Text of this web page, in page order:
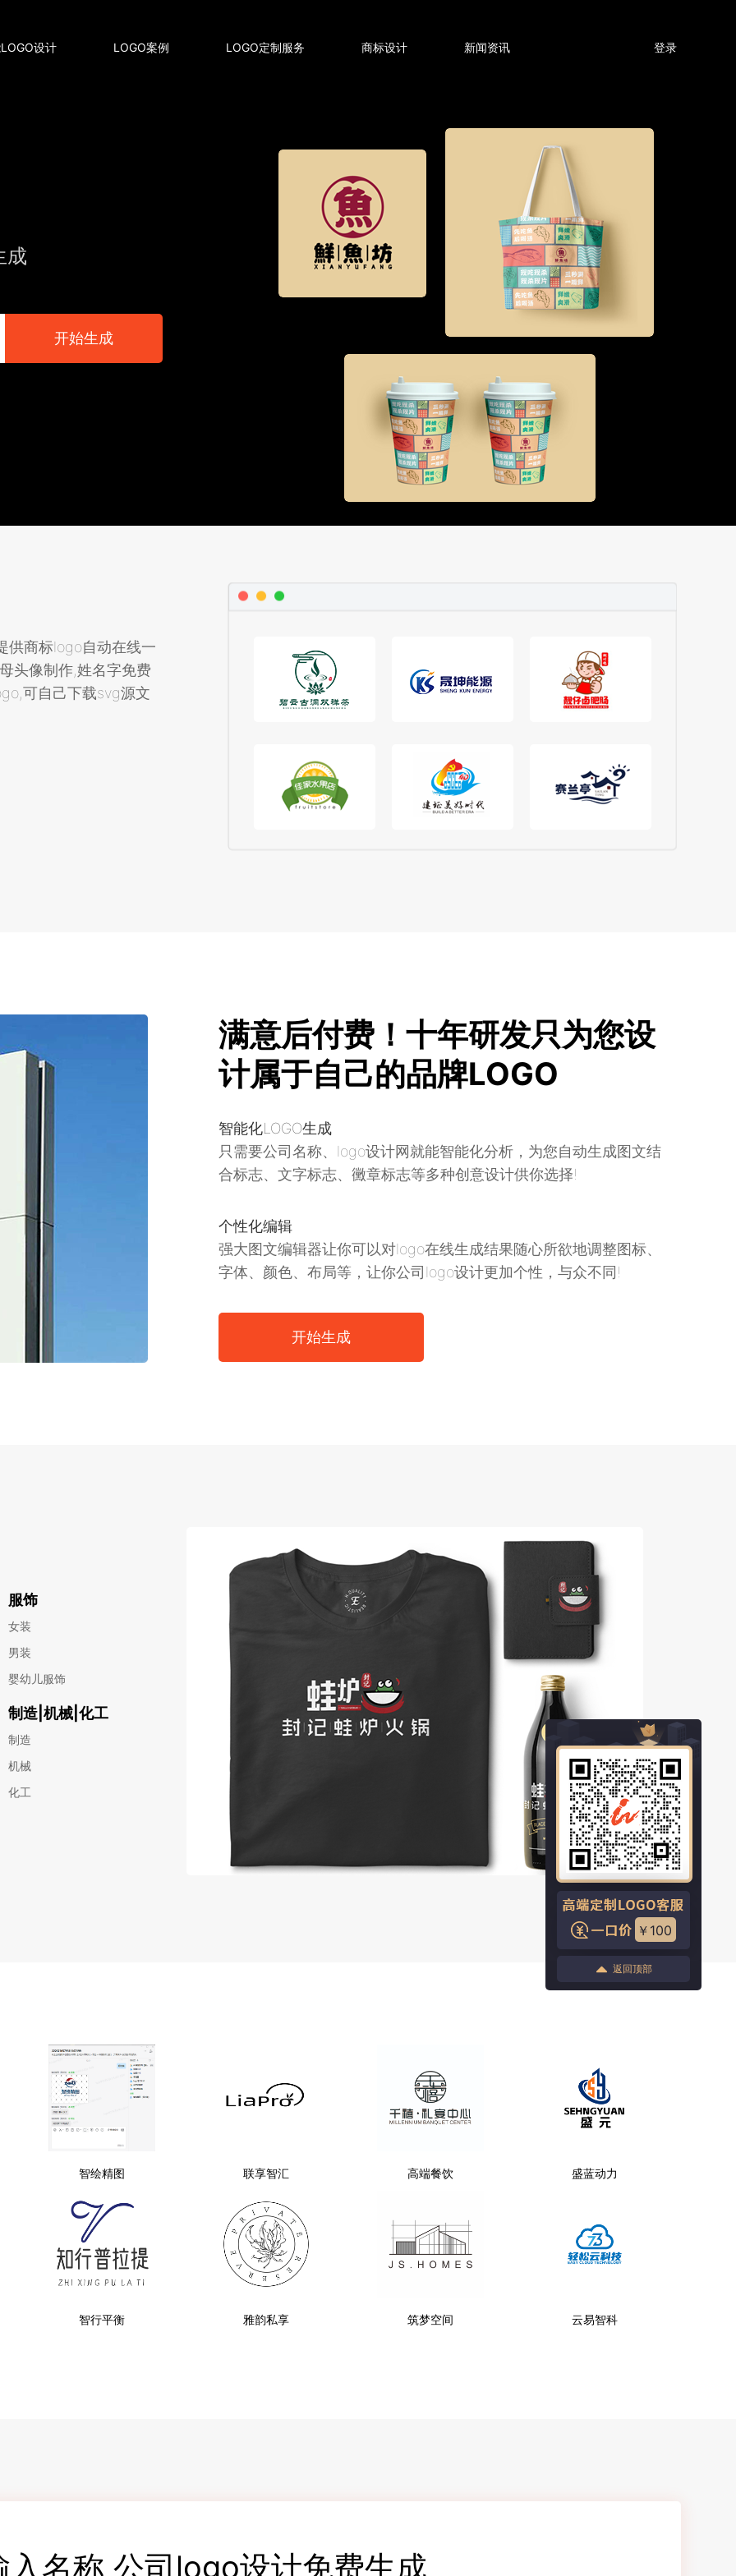
设计 LOGO案例 LOGO定制服务 商标设计 新闻资讯 登录
成
开始生成
供商标logo自动在线一
头像制作,姓名字免费
可自己下载svg源文
满意后付费！十年研发只为您设
计属于自己的品牌LOGO
智能化LOGO生成
只需要公司名称、logo设计网就能智能化分析，为您自动生成图文结
合标志、文字标志、黴章标志等多种创意设计供你选择!
个性化编辑
强大图文编辑器让你可以对logo在线生成结果随心所欲地调整图标、
字体、颜色、布局等，让你公司logo设计更加个性，与众不同!
开始生成
服饰
女装
男装
婴幼儿服饰
制造|机械|化工
制造
机械
化工
智绘精图 联享智汇 高端餐饮 盛蓝动力
智行平衡 雅韵私享 筑梦空间 云易智科
入名称 公司logo设计免费生成
￥100
返回顶部